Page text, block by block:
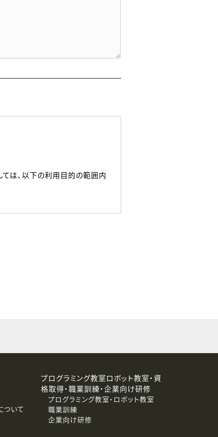
ては、以下の利用目的の範囲内
および第三者への提供停止）
ついて
プログラミング教室ロボット教室・資
格取得・職業訓練・企業向け研修
プログラミング教室・ロボット教室
職業訓練
企業向け研修